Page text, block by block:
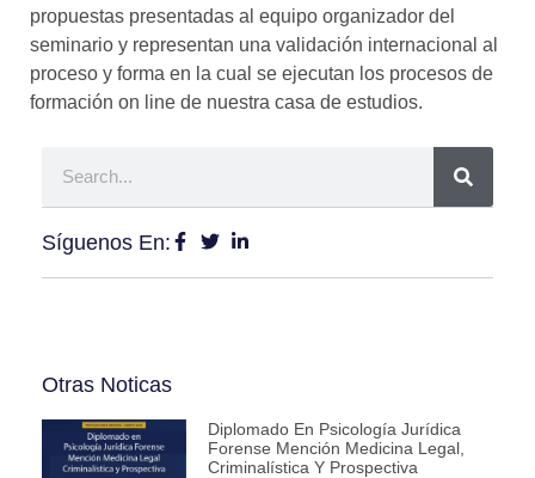
propuestas presentadas al equipo organizador del
seminario y representan una validación internacional al
proceso y forma en la cual se ejecutan los procesos de
formación on line de nuestra casa de estudios.
Síguenos En:
Otras Noticas
Diplomado En Psicología Jurídica
Forense Mención Medicina Legal,
Criminalística Y Prospectiva